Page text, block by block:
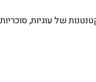
של עוגיות,